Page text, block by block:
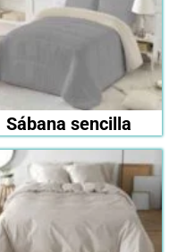
Sábana sencilla